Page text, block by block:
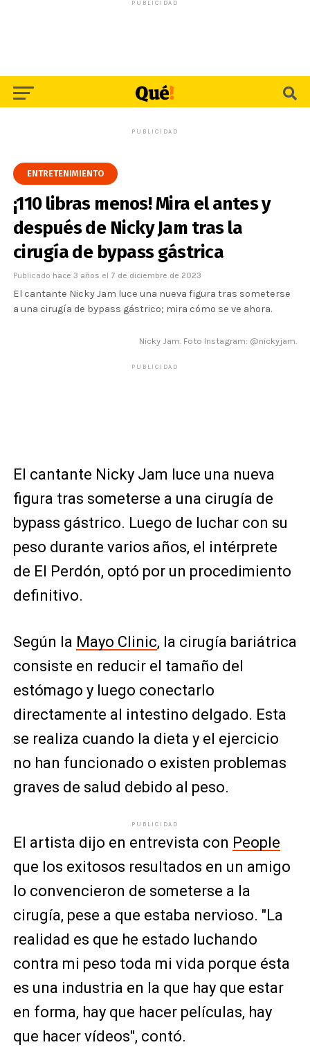
PUBLICIDAD
PUBLICIDAD
ENTRETENIMIENTO
¡110 libras menos! Mira el antes y
después de Nicky Jam tras la
cirugía de bypass gástrica
Publicado hace 3 años el 7 de diciembre de 2023
El cantante Nicky Jam luce una nueva figura tras someterse
a una cirugía de bypass gástrico; mira cómo se ve ahora.
Nicky Jam. Foto Instagram: @nickyjam.
PUBLICIDAD
El cantante Nicky Jam luce una nueva
figura tras someterse a una cirugía de
bypass gástrico. Luego de luchar con su
peso durante varios años, el intérprete
de El Perdón, optó por un procedimiento
definitivo.
Según la Mayo Clinic, la cirugía bariátrica
consiste en reducir el tamaño del
estómago y luego conectarlo
directamente al intestino delgado. Esta
se realiza cuando la dieta y el ejercicio
no han funcionado o existen problemas
graves de salud debido al peso.
PUBLICIDAD
El artista dijo en entrevista con People
que los exitosos resultados en un amigo
lo convencieron de someterse a la
cirugía, pese a que estaba nervioso. "La
realidad es que he estado luchando
contra mi peso toda mi vida porque ésta
es una industria en la que hay que estar
en forma, hay que hacer películas, hay
que hacer vídeos", contó.